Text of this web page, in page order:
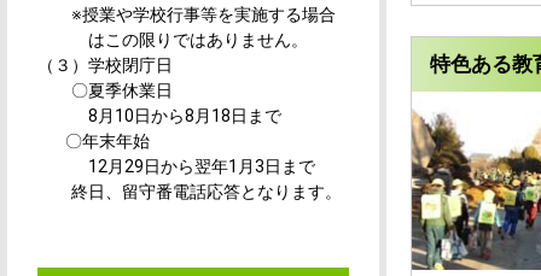
特色ある教
※授業や学校行事等を実施する場合
はこの限りではありません。
（３）学校閉庁日
〇夏季休業日
8月10日から8月18日まで
〇年末年始
12 月 29日から翌年1 月3日まで
終日、留守番電話応答となります。